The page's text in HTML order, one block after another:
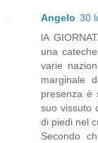
Angelo 30
lA
una
varie
marginale
presenza è
suo vissuto
di piedi nel
Secondo